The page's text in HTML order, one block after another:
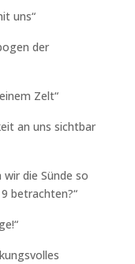
uns“
der
Zelt“
an uns sichtbar
wir die Sünde so
19 betrachten?“